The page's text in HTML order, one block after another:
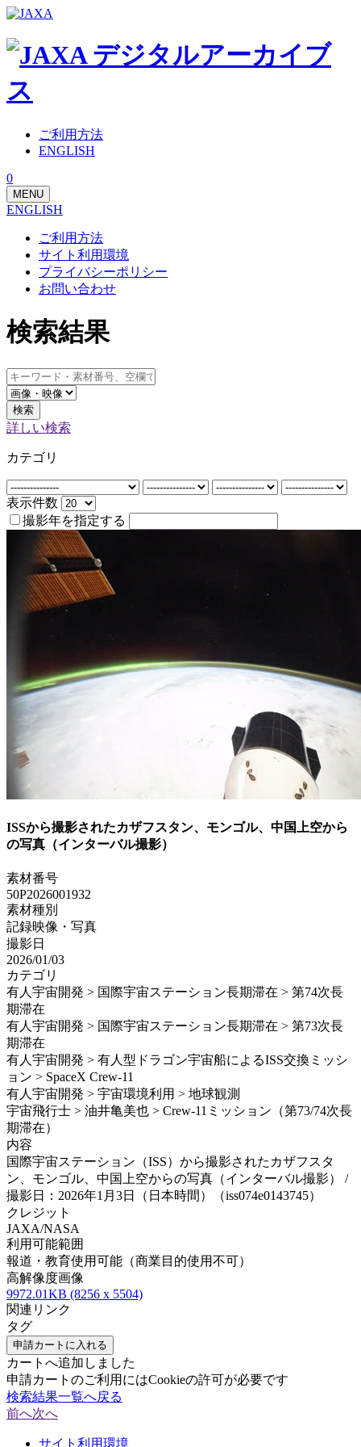
ご利用方法
ENGLISH
0
MENU
ENGLISH
ご利用方法
サイト利用環境
プライバシーポリシー
お問い合わせ
検索結果
検索
詳しい検索
カテゴリ
表示件数
撮影年を指定する
ISSから撮影されたカザフスタン、モンゴル、中国上空から
の写真（インターバル撮影）
素材番号
50P2026001932
素材種別
記録映像・写真
撮影日
2026/01/03
カテゴリ
有人宇宙開発 > 国際宇宙ステーション長期滞在 > 第74次長
期滞在
有人宇宙開発 > 国際宇宙ステーション長期滞在 > 第73次長
期滞在
有人宇宙開発 > 有人型ドラゴン宇宙船によるISS交換ミッシ
ョン > SpaceX Crew-11
有人宇宙開発 > 宇宙環境利用 > 地球観測
宇宙飛行士 > 油井亀美也 > Crew-11ミッション（第73/74次長
期滞在）
内容
国際宇宙ステーション（ISS）から撮影されたカザフスタ
ン、モンゴル、中国上空からの写真（インターバル撮影） /
撮影日：2026年1月3日（日本時間）（iss074e0143745）
クレジット
JAXA/NASA
利用可能範囲
報道・教育使用可能（商業目的使用不可）
高解像度画像
9972.01KB (8256 x 5504)
関連リンク
タグ
申請カートに入れる
カートへ追加しました
申請カートのご利用にはCookieの許可が必要です
検索結果一覧へ戻る
前へ次へ
サイト利用環境